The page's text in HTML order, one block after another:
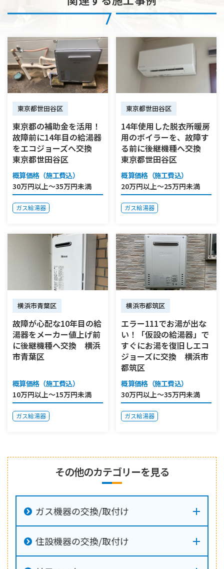
東京都世田谷区
東京都の補助金を活用！
故障前に14年目の給湯器
をエコジョーズへ交換
東京都世田谷区
概算価格（施工費込）
30万円以上～35万円未満
ガス給湯器
東京都世田谷区
14年使用した脱衣所暖房
用のボイラーを、故障す
る前に後継機種へ交換
東京都世田谷区
概算価格（施工費込）
20万円以上～25万円未満
ガス給湯器
横浜市青葉区
故障が心配な10年目の給
湯器をメーカー値上げ前
に後継機種へ交換 横浜
市青葉区
概算価格（施工費込）
10万円以上～15万円未満
ガス給湯器
横浜市都筑区
エラー111でお湯が出な
い！「仮設の給湯器」で
すぐにお湯を復旧しエコ
ジョーズに交換 横浜市
都筑区
概算価格（施工費込）
30万円以上～35万円未満
ガス給湯器
その他のカテゴリーを見る
ガス機器の交換/取付け
住設機器の交換/取付け